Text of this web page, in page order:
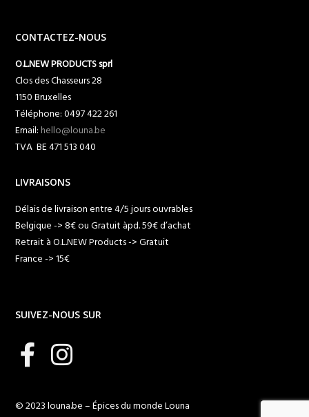
CONTACTEZ-NOUS
O.L.NEW PRODUCTS sprl
Clos des Chasseurs 28
1150 Bruxelles
Téléphone: 0497 422 261
Email:hello@louna.be
TVA BE 471 513 040
LIVRAISONS
Délais de livraison entre 4/5 jours ouvrables
Belgique -> 8€ ou Gratuit àpd. 59€ d’achat
Retrait à O.L.NEW Products -> Gratuit
France -> 15€
SUIVEZ-NOUS SUR
© 2023 louna.be – Épices du monde Louna